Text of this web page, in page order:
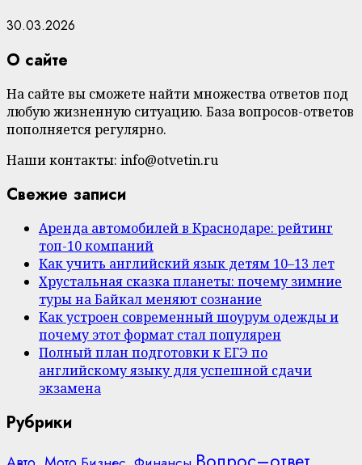
30.03.2026
О сайте
На сайте вы сможете найти множества ответов под
любую жизненную ситуацию. База вопросов-ответов
пополняется регулярно.
Наши контакты: info@otvetin.ru
Свежие записи
Аренда автомобилей в Краснодаре: рейтинг
топ-10 компаний
Как учить английский язык детям 10–13 лет
Хрустальная сказка планеты: почему зимние
туры на Байкал меняют сознание
Как устроен современный шоурум одежды и
почему этот формат стал популярен
Полный план подготовки к ЕГЭ по
английскому языку для успешной сдачи
экзамена
Рубрики